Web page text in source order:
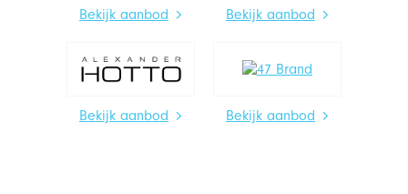
Bekijk aanbod Bekijk aanbod
Bekijk aanbod Bekijk aanbod